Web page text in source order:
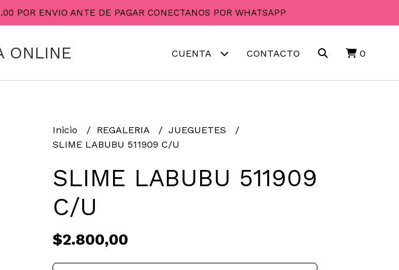
POR ENVIO ANTE DE PAGAR CONECTANOS POR WHATSAPP
ONLINE CUENTA CONTACTO 0
Inicio REGALERIA
JUEGUETES
SLIME LABUBU 511909 C/U
SLIME LABUBU 511909
C/U
$2.800,00